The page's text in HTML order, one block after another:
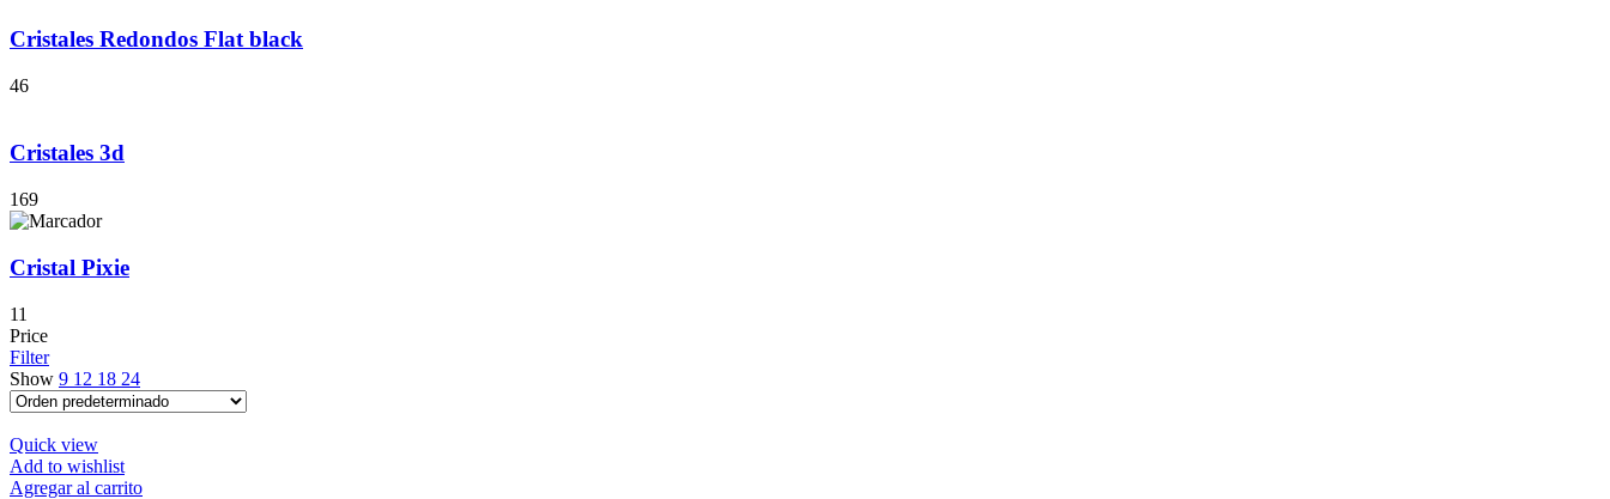
Cristales Redondos Flat black
46
Cristales 3d
169
Cristal Pixie
11
Price
Filter
Show 9 12 18 24
Quick view
Add to wishlist
Agregar al carrito